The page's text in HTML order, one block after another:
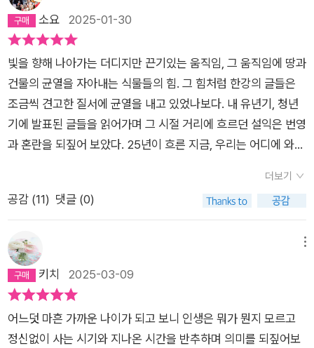
은 계속 읽고 싶어진다. 이 책은 한강 작가님의 세 단편집 중 두번
째로 엮은 단편집으로, 총 여덟편의 단편들이 수록되어 있는데,
게 남아서 연속해서 읽기가 쉽지 않았다. 그래서 다 읽는데 오래
걸렸다. 다 좋았지만 그 중 몇가지 인상적인 단편들을 소개해 보
자면,1. 내 여자의 열매이 작품의 표제작이다. 언제 부터인가 아내
의 몸에서 피멍을 보게 된 나는, 처음에는 심각하게 생각하지 않
다가 계속해서 커지는 멍을 보고 아내에게 병원진료를 권유한다.
하지만 병원에서는 이상이 없다고 하고, 아내는 점점 식물처럼 말
라간다. 그러면서 아내에 대한 예정도 점점 식어간다.[아내의 몸
의 모란은 잘린 혀 같은 꽃이파리들을 뚝뚝 밸어대고, 노인정 어
귀의 보도블록에는 분드러진 흰 라일락꽃들이 행인들의 구두 밑
창에 엉기던 봄날이었다.] P.9해외출장을 다녀온 어느 날 집이 엉
망이 된걸 보게 된 나는, 베란다에 있는 아내가 초록빛을 띠는 나
무가 되어 있음을 알게 된다. 나는 다시 아내에게서 아름다움을
느끼게 된다. 그렇게 시간은 흐르고 아내의 몸에서 석류알과 같은
소요 2025-01-30
빛을 향해 나아가는 더디지만 끈기있는 움직임, 그 움직임에 땅과
건물의 균열을 자아내는 식물들의 힘. 그 힘처럼 한강의 글들은
조금씩 견고한 질서에 균열을 내고 있었나보다. 내 유년기, 청년
기에 발표된 글들을 읽어가며 그 시절 거리에 흐르던 설익은 번영
과 혼란을 되짚어 보았다. 25년이 흐른 지금, 우리는 어디에 와
더보기
공감 (11) 댓글 (0)
키치 2025-03-09
어느덧 마흔 가까운 나이가 되고 보니 인생은 뭐가 뭔지 모르고
정신없이 사는 시기와 지나온 시간을 반추하며 의미를 되짚어보